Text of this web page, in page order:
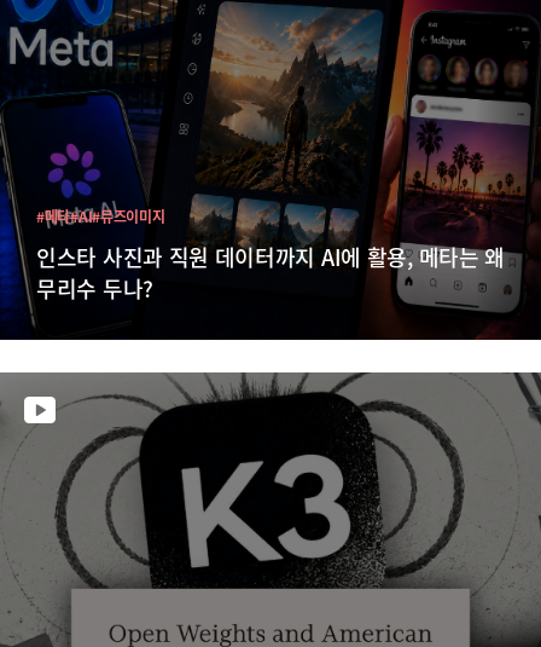
인스타 사진과 직원 데이터까지 AI에 활용, 메타는 왜
무리수 두나?
#메타#AI#뮤즈이미지